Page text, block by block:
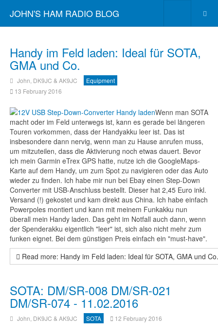
JOHN'S HAM RADIO BLOG
Handy im Feld laden: Ideal für SOTA,
GMA und Co.
John, DK9JC & AK9JC
Equipment
13 February 2016
Wenn man SOTA
macht oder im Feld unterwegs ist, kann es gerade bei längeren
Touren vorkommen, dass der Handyakku leer ist. Das ist
insbesondere dann nervig, wenn man zu Hause anrufen muss,
um mitzuteilen, dass die Aktivierung noch etwas dauert. Bevor
ich mein Garmin eTrex GPS hatte, nutze ich die GoogleMaps-
Karte auf dem Handy, um zum Spot zu navigieren oder das Auto
wieder zu finden. Ich habe mir nun bei Ebay einen Step-Down
Converter mit USB-Anschluss bestellt. Dieser hat 2,45 Euro inkl.
Versand (!) gekostet und kam direkt aus China. Ich habe einfach
Powerpoles montiert und kann mit meinem Funkakku nun
überall mein Handy laden. Das geht im Notfall auch dann, wenn
der Spenderakku eigentlich "leer" ist, sich also nicht mehr zum
funken eignet. Bei dem günstigen Preis einfach ein "must-have".
Read more: Handy im Feld laden: Ideal für SOTA, GMA und Co.
SOTA: DM/SR-008 DM/SR-021
DM/SR-074 - 11.02.2016
John, DK9JC & AK9JC SOTA 12 February 2016